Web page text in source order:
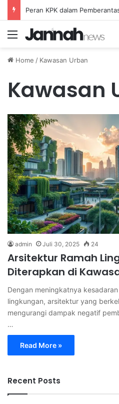
Menu
Home / Kawasan Urban
Kawasan
admin Juli 30, 2025 24
Arsitektur Ramah
Diterapkan di
Dengan meningkatnya
lingkungan, arsitektur yang
mengurangi dampak negatif
…
Read More »
Recent Posts